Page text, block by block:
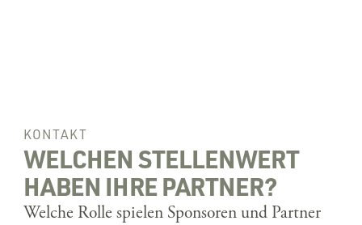
KONTAKT
WELCHEN STELLENWERT
HABEN IHRE PARTNER?
Welche Rolle spielen Sponsoren und Partner